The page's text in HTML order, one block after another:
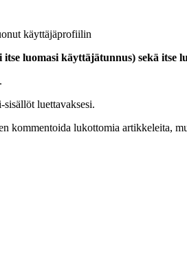
käyttäjäprofiilin
luomasi käyttäjätunnus) sekä itse
.
luettavaksesi.
kommentoida lukottomia artikkeleita,